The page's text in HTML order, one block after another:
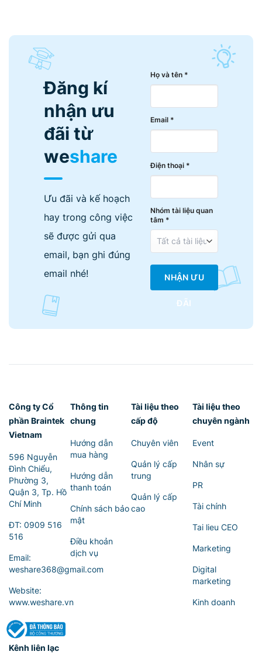
Đăng kí
nhận ưu
đãi từ
weshare
Ưu đãi và kế hoạch
hay trong công việc
sẽ được gửi qua
email, bạn ghi đúng
email nhé!
Họ và tên *
Email *
Điện thoại *
Nhóm tài liệu quan
tâm *
NHẬN ƯU
ĐÃI
Công ty Cổ
phần Braintek
Vietnam
596 Nguyễn
Đình Chiểu,
Phường 3,
Quận 3, Tp. Hồ
Chí Minh
ĐT: 0909 516
516
Email:
weshare368@gmail.com
Website:
www.weshare.vn
Thông tin
chung
Hướng dẫn
mua hàng
Hướng dẫn
thanh toán
Chính sách bảo
mật
Điều khoản
dịch vụ
Tài liệu theo
cấp độ
Chuyên viên
Quản lý cấp
trung
Quản lý cấp
cao
Tài liệu theo
chuyên ngành
Event
Nhân sự
PR
Tài chính
Tai lieu CEO
Marketing
Digital
marketing
Kinh doanh
Kênh liên lạc